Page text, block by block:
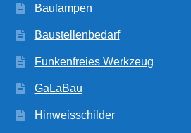
Baulampen
Baustellenbedarf
Funkenfreies Werkzeug
GaLaBau
Hinweisschilder